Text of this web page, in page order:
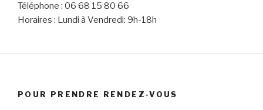
Téléphone : 06 68 15 80 66
Horaires : Lundi à Vendredi: 9h-18h
POUR PRENDRE RENDEZ-VOUS